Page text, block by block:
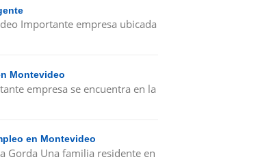
Importante empresa ubicada
Montevideo
empresa se encuentra en la
en Montevideo
Gorda Una familia residente en